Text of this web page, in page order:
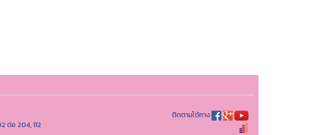
ต่อ 204, 112
ติดตามได้ทาง